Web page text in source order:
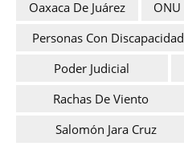
Oaxaca De Juárez
ONU
Personas Con Discapacidad
Poder Judicial
Rachas De Viento
Salomón Jara Cruz